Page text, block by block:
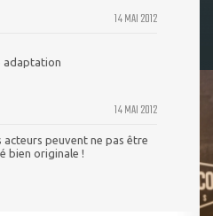
14 MAI 2012
adaptation
14 MAI 2012
peuvent ne pas être
bien originale !